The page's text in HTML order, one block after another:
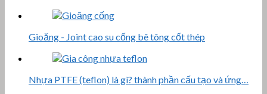
Gioăng - Joint cao su cống bê tông cốt thép
Nhựa PTFE (teflon) là gì? thành phần cấu tạo và ứng…